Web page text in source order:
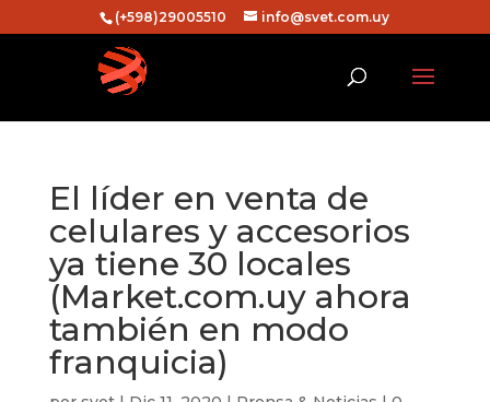
(+598)29005510 info@svet.com.uy
El líder en venta de
celulares y accesorios
ya tiene 30 locales
(Market.com.uy ahora
también en modo
franquicia)